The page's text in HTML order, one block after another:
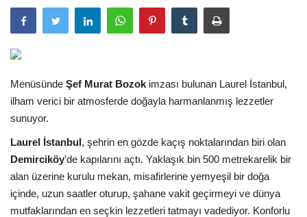
Haberler
Görüntülü
Araştırma - İnceleme
Röportajlar
Gezi - Yorum
Menüsünde Şef Murat Bozok imzası bulunan Laurel İstanbul,
ilham verici bir atmosferde doğayla harmanlanmış lezzetler
sunuyor.
Laurel İstanbul, şehrin en gözde kaçış noktalarından biri olan
Demirciköy’de kapılarını açtı. Yaklaşık bin 500 metrekarelik bir
alan üzerine kurulu mekan, misafirlerine yemyeşil bir doğa
içinde, uzun saatler oturup, şahane vakit geçirmeyi ve dünya
mutfaklarından en seçkin lezzetleri tatmayı vadediyor. Konforlu